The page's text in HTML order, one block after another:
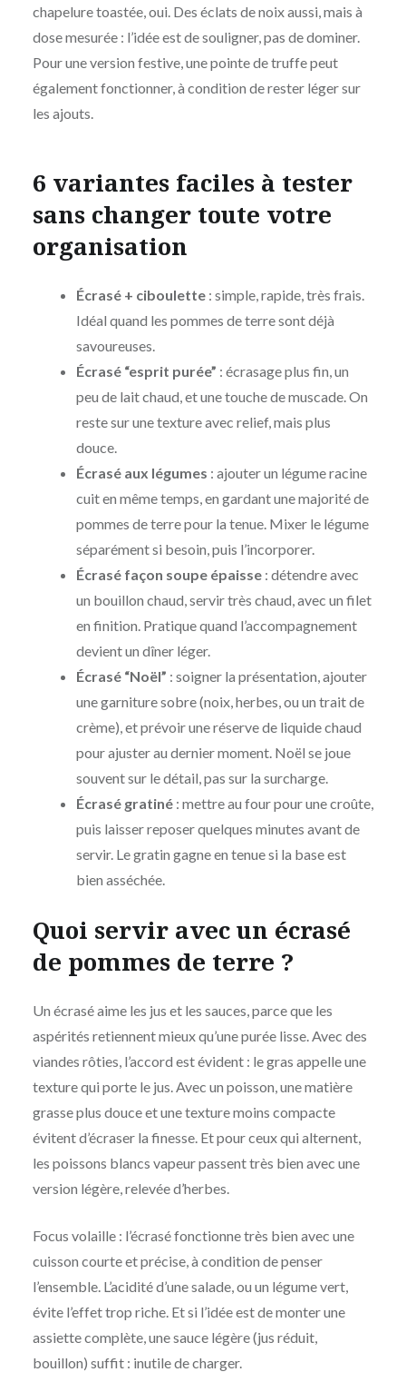
chapelure toastée, oui. Des éclats de noix aussi, mais à
dose mesurée : l’idée est de souligner, pas de dominer.
Pour une version festive, une pointe de truffe peut
également fonctionner, à condition de rester léger sur
les ajouts.
6 variantes faciles à tester
sans changer toute votre
organisation
Écrasé + ciboulette: simple, rapide, très frais.
Idéal quand les pommes de terre sont déjà
savoureuses.
Écrasé “esprit purée” : écrasage plus fin, un
peu de lait chaud, et une touche de muscade. On
reste sur une texture avec relief, mais plus
douce.
Écrasé aux légumes : ajouter un légume racine
cuit en même temps, en gardant une majorité de
pommes de terre pour la tenue. Mixer le légume
séparément si besoin, puis l’incorporer.
Écrasé façon soupe épaisse: détendre avec
un bouillon chaud, servir très chaud, avec un filet
en finition. Pratique quand l’accompagnement
devient un dîner léger.
Écrasé “Noël” : soigner la présentation, ajouter
une garniture sobre (noix, herbes, ou un trait de
crème), et prévoir une réserve de liquide chaud
pour ajuster au dernier moment. Noël se joue
souvent sur le détail, pas sur la surcharge.
Écrasé gratiné: mettre au four pour une croûte,
puis laisser reposer quelques minutes avant de
servir. Le gratin gagne en tenue si la base est
bien asséchée.
Quoi servir avec un écrasé
de pommes de terre ?
Un écrasé aime les jus et les sauces, parce que les
aspérités retiennent mieux qu’une purée lisse. Avec des
viandes rôties, l’accord est évident : le gras appelle une
texture qui porte le jus. Avec un poisson, une matière
grasse plus douce et une texture moins compacte
évitent d’écraser la finesse. Et pour ceux qui alternent,
les poissons blancs vapeur passent très bien avec une
version légère, relevée d’herbes.
Focus volaille : l’écrasé fonctionne très bien avec une
cuisson courte et précise, à condition de penser
l’ensemble. L’acidité d’une salade, ou un légume vert,
évite l’effet trop riche. Et si l’idée est de monter une
assiette complète, une sauce légère (jus réduit,
bouillon) suffit : inutile de charger.